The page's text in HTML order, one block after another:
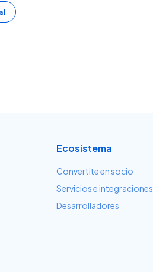
Ecosistema
Convertite en socio
Servicios e integraciones
Desarrolladores